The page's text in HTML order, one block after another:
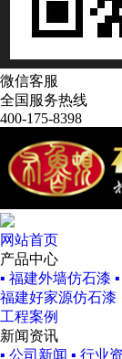
微信客服
全国服务热线
400-175-8398
网站首页
产品中心
▪ 福建外墙仿石漆
福建好家源仿石漆
工程案例
新闻资讯
▪ 公司新闻 ▪ 行业